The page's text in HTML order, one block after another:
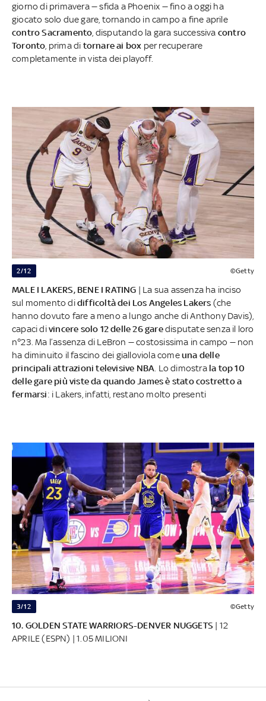
giorno di primavera — sfida a Phoenix — fino a oggi ha
giocato solo due gare, tornando in campo a fine aprile
contro Sacramento , disputando la gara successiva contro
Toronto , prima di tornare ai box per recuperare
completamente in vista dei playoff.
2/12 ©Getty
MALE I LAKERS, BENE I RATING | La sua assenza ha inciso
sul momento didifficoltà dei Los Angeles Lakers (che
hanno dovuto fare a meno a lungo anche di Anthony Davis),
capaci divincere solo 12 delle 26 garedisputate senza il loro
n°23. Ma l’assenza di LeBron — costosissima in campo — non
ha diminuito il fascino dei gialloviola comeuna delle
principali attrazioni televisive NBA . Lo dimostra la top 10
delle gare più viste da quando James è stato costretto a
fermarsi: i Lakers, infatti, restano molto presenti
3/12 ©Getty
10. GOLDEN STATE WARRIORS-DENVER NUGGETS | 12
APRILE (ESPN) | 1.05 MILIONI